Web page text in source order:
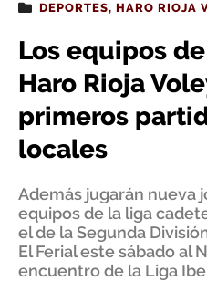
DEPORTES, HARO RIOJA
Los equipos
Haro Rioja
primeros
locales
Además jugarán nueva
equipos de la liga
el de la Segunda
El Ferial este sábado al
encuentro de la Liga